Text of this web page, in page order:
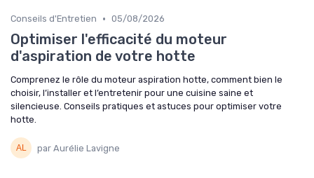
Conseils d'Entretien • 05/08/2026
Optimiser l'efficacité du moteur
d'aspiration de votre hotte
Comprenez le rôle du moteur aspiration hotte, comment bien le
choisir, l’installer et l’entretenir pour une cuisine saine et
silencieuse. Conseils pratiques et astuces pour optimiser votre
hotte.
par Aurélie Lavigne